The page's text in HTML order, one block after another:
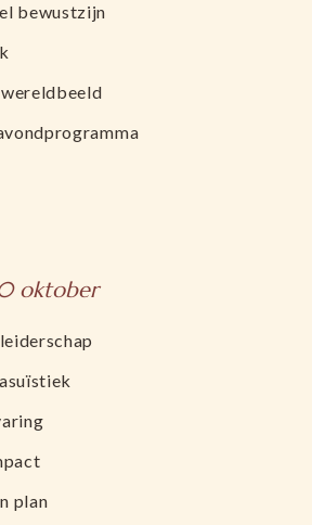
bewustzijn
oktober
plan